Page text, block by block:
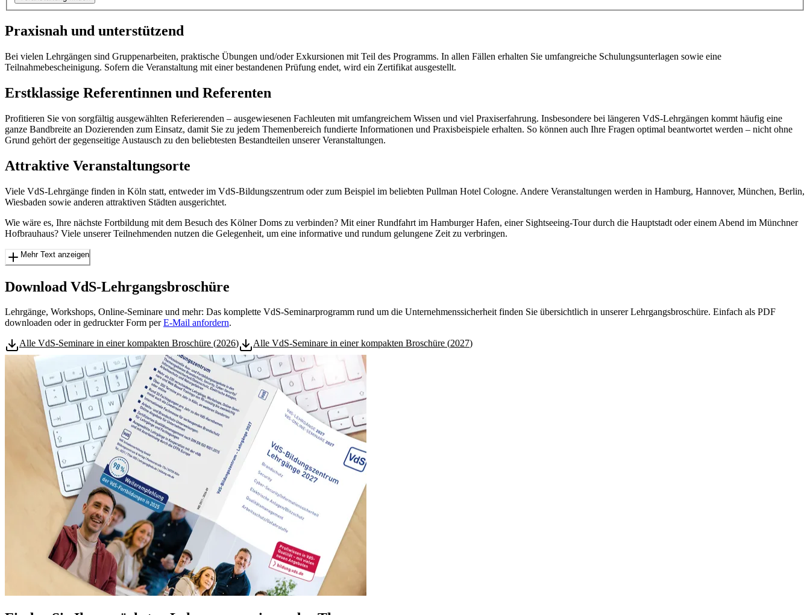
Praxisnah und unterstützend
Bei vielen Lehrgängen sind Gruppenarbeiten, praktische Übungen und/oder Exkursionen mit Teil des Programms. In allen Fällen erhalten Sie umfangreiche Schulungsunterlagen sowie eine
Teilnahmebescheinigung. Sofern die Veranstaltung mit einer bestandenen Prüfung endet, wird ein Zertifikat ausgestellt.
Erstklassige Referentinnen und Referenten
Profitieren Sie von sorgfältig ausgewählten Referierenden – ausgewiesenen Fachleuten mit umfangreichem Wissen und viel Praxiserfahrung. Insbesondere bei längeren VdS-Lehrgängen kommt häufig eine
ganze Bandbreite an Dozierenden zum Einsatz, damit Sie zu jedem Themenbereich fundierte Informationen und Praxisbeispiele erhalten. So können auch Ihre Fragen optimal beantwortet werden – nicht ohne
Grund gehört der gegenseitige Austausch zu den beliebtesten Bestandteilen unserer Veranstaltungen.
Attraktive Veranstaltungsorte
Viele VdS-Lehrgänge finden in Köln statt, entweder im VdS-Bildungszentrum oder zum Beispiel im beliebten Pullman Hotel Cologne. Andere Veranstaltungen werden in Hamburg, Hannover, München, Berlin,
Wiesbaden sowie anderen attraktiven Städten ausgerichtet.
Wie wäre es, Ihre nächste Fortbildung mit dem Besuch des Kölner Doms zu verbinden? Mit einer Rundfahrt im Hamburger Hafen, einer Sightseeing-Tour durch die Hauptstadt oder einem Abend im Münchner
Hofbrauhaus? Viele unserer Teilnehmenden nutzen die Gelegenheit, um eine informative und rundum gelungene Zeit zu verbringen.
Mehr Text anzeigen
Download VdS-Lehrgangsbroschüre
Lehrgänge, Workshops, Online-Seminare und mehr: Das komplette VdS-Seminarprogramm rund um die Unternehmenssicherheit finden Sie übersichtlich in unserer Lehrgangsbroschüre. Einfach als PDF
downloaden oder in gedruckter Form per E-Mail anfordern.
Alle VdS-Seminare in einer kompakten Broschüre (2026) Alle VdS-Seminare in einer kompakten Broschüre (2027)